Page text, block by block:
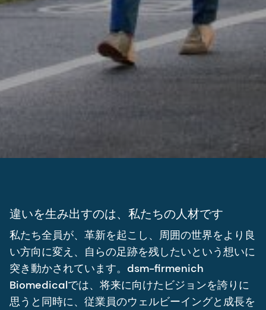
違いを生み出すのは、私たちの人材です
私たち全員が、革新を起こし、周囲の世界をより良
い方向に変え、自らの足跡を残したいという想いに
突き動かされています。dsm-firmenich
Biomedicalでは、将来に向けたビジョンを誇りに
思うと同時に、従業員のウェルビーイングと成長を